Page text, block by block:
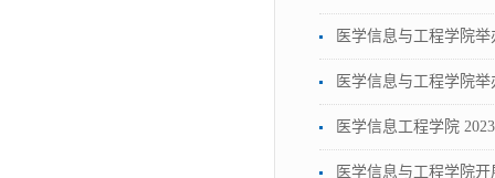
医学信息与工程学院
医学信息与工程学院
医学信息工程学院
医学信息与工程学院开